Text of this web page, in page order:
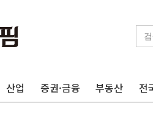
산업 증권·금융 부동산 전
우 쏟아진 울진...'두천~하당'·'올미골
면 공장서 질식사고 발생…작업자 1명
강 선착장 하류서 50대 숨진 채 발견...
석, 정청래에 누적 1.48%p 차 선두